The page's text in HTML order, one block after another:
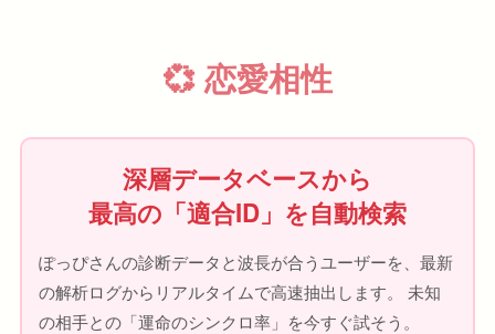
💞 恋愛相性
深層データベースから
最高の「適合ID」を自動検索
ぽっぴさんの診断データと波長が合うユーザーを、最新
の解析ログからリアルタイムで高速抽出します。 未知
の相手との「運命のシンクロ率」を今すぐ試そう。